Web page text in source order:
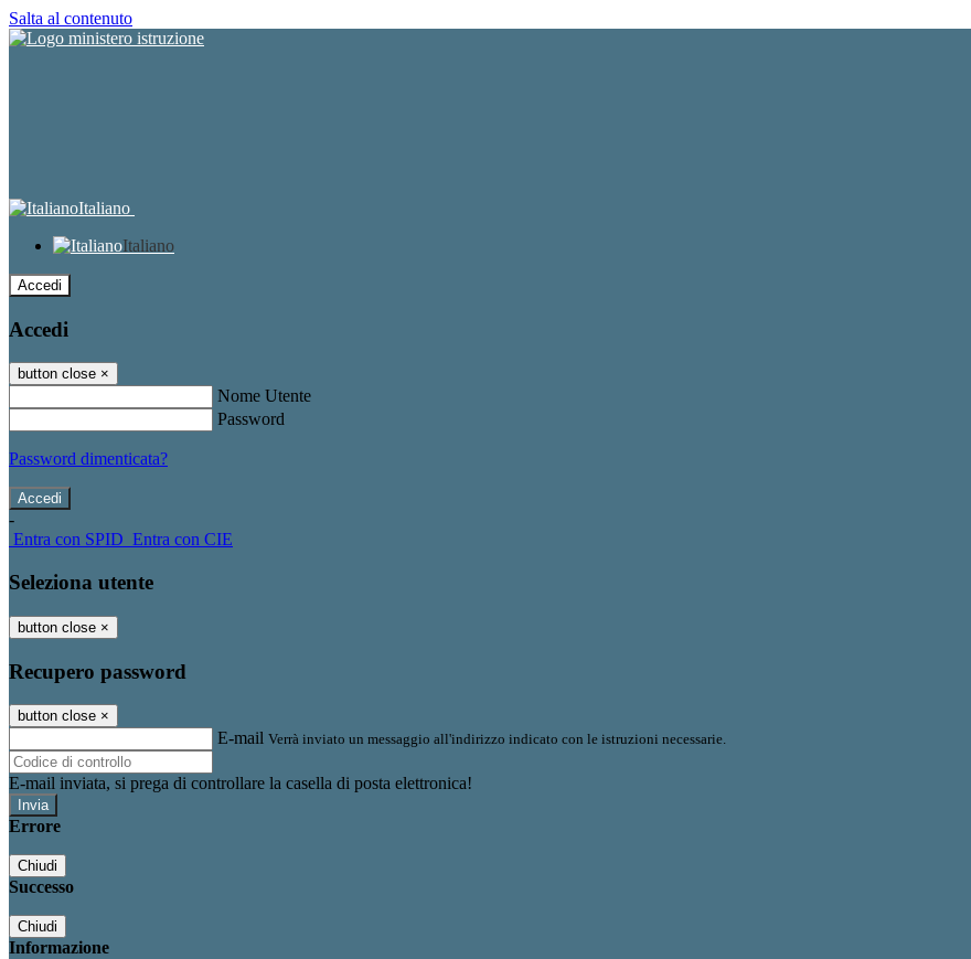
Salta al contenuto
Italiano
Italiano
Accedi
Accedi
button close ×
Nome Utente
Password
Password dimenticata?
-
Entra con SPID Entra con CIE
Seleziona utente
button close ×
Recupero password
button close ×
E-mail Verrà inviato un messaggio all'indirizzo indicato con le istruzioni necessarie.
E-mail inviata, si prega di controllare la casella di posta elettronica!
Errore
Chiudi
Successo
Chiudi
Informazione